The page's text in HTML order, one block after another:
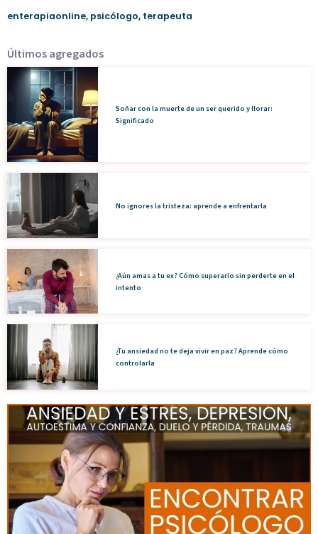
enterapiaonline, psicólogo, terapeuta
Últimos agregados
Soñar con la muerte de un ser querido y llorar:
Significado
No ignores la tristeza: aprende a enfrentarla
¿Aún amas a tu ex? Cómo superarlo sin perderte en el
intento
¿Tu ansiedad no te deja vivir en paz? Aprende cómo
controlarla